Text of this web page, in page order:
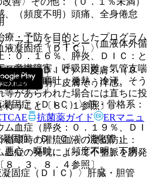
、（頻度不明）頭痛、全身倦怠
凝固症（ＤＩＣ）〉
固症（ＤＩＣ）〉皮膚：（０．
頻度不明）皮膚そう痒感。
固症（ＤＩＣ）〉筋・骨格系：
固症（ＤＩＣ）〉消化管：
悪心・嘔吐、（頻度不明）下痢。
固症（ＤＩＣ）〉肝臓・胆管
アナフィラキシー（血液体外循
０．１６％、膵炎、ＤＩＣ：と
、意識障害、呼吸困難、気管支喘
腹痛、嘔吐、発熱、冷汗、そう
等があらわれた場合には直ちに投
行うこと〔８．１参照〕。
血症（膵炎：０．１９％、ＤＩ
環時の灌流血液の凝固防止：
血症の発現によって不整脈を誘発
．３、８．４参照〕。
・予防を目的としたプログラム
抗菌薬ガイド
ERマニュ